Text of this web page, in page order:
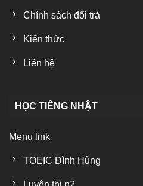
Chính sách đổi trả
Kiến thức
Liên hệ
HỌC TIẾNG NHẬT
Menu link
TOEIC Đình Hùng